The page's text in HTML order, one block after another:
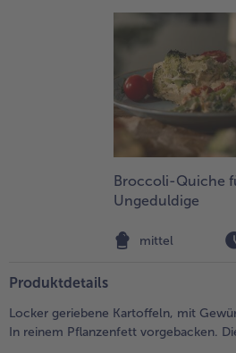
Broccoli-Quiche
Ungeduldige
mittel
Produktdetails
Locker geriebene Kartoffeln, mit
In reinem Pflanzenfett vorgebacken.